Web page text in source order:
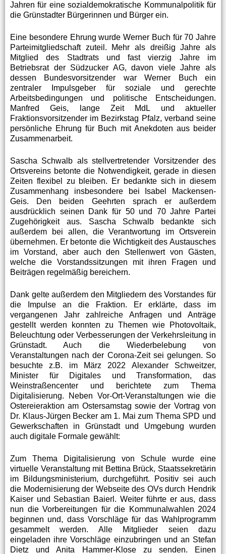
Jahren für eine sozialdemokratische Kommunalpolitik für
die Grünstadter Bürgerinnen und Bürger ein.
Eine besondere Ehrung wurde Werner Buch für 70 Jahre
Parteimitgliedschaft zuteil. Mehr als dreißig Jahre als
Mitglied des Stadtrats und fast vierzig Jahre im
Betriebsrat der Südzucker AG, davon viele Jahre als
dessen Bundesvorsitzender war Werner Buch ein
zentraler Impulsgeber für soziale und gerechte
Arbeitsbedingungen und politische Entscheidungen.
Manfred Geis, lange Zeit MdL und aktueller
Fraktionsvorsitzender im Bezirkstag Pfalz, verband seine
persönliche Ehrung für Buch mit Anekdoten aus beider
Zusammenarbeit.
Sascha Schwalb als stellvertretender Vorsitzender des
Ortsvereins betonte die Notwendigkeit, gerade in diesen
Zeiten flexibel zu bleiben. Er bedankte sich in diesem
Zusammenhang insbesondere bei Isabel Mackensen-
Geis. Den beiden Geehrten sprach er außerdem
ausdrücklich seinen Dank für 50 und 70 Jahre Partei
Zugehörigkeit aus. Sascha Schwalb bedankte sich
außerdem bei allen, die Verantwortung im Ortsverein
übernehmen. Er betonte die Wichtigkeit des Austausches
im Vorstand, aber auch den Stellenwert von Gästen,
welche die Vorstandssitzungen mit ihren Fragen und
Beiträgen regelmäßig bereichern.
Dank gelte außerdem den Mitgliedern des Vorstandes für
die Impulse an die Fraktion. Er erklärte, dass im
vergangenen Jahr zahlreiche Anfragen und Anträge
gestellt werden konnten zu Themen wie Photovoltaik,
Beleuchtung oder Verbesserungen der Verkehrsleitung in
Grünstadt. Auch die Wiederbelebung von
Veranstaltungen nach der Corona-Zeit sei gelungen. So
besuchte z.B. im März 2022 Alexander Schweitzer,
Minister für Digitales und Transformation, das
Weinstraßencenter und berichtete zum Thema
Digitalisierung. Neben Vor-Ort-Veranstaltungen wie die
Ostereieraktion am Ostersamstag sowie der Vortrag von
Dr. Klaus-Jürgen Becker am 1. Mai zum Thema SPD und
Gewerkschaften in Grünstadt und Umgebung wurden
auch digitale Formale gewählt:
Zum Thema Digitalisierung von Schule wurde eine
virtuelle Veranstaltung mit Bettina Brück, Staatssekretärin
im Bildungsministerium, durchgeführt. Positiv sei auch
die Modernisierung der Webseite des OVs durch Hendrik
Kaiser und Sebastian Baierl. Weiter führte er aus, dass
nun die Vorbereitungen für die Kommunalwahlen 2024
beginnen und, dass Vorschläge für das Wahlprogramm
gesammelt werden. Alle Mitglieder seien dazu
eingeladen ihre Vorschläge einzubringen und an Stefan
Dietz und Anita Hammer-Klose zu senden. Einen